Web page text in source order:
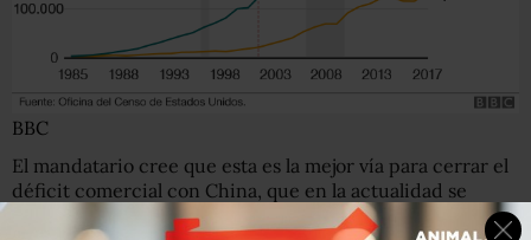
BBC
El mandatario cree que esta es la mejor vía para cerrar el
déficit comercial con China, que en la actualidad se
ubica en US$375.000 millones.